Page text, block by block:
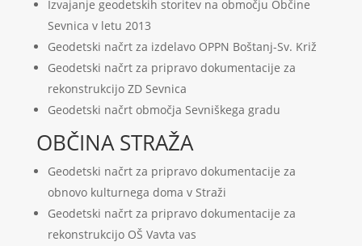
Izvajanje geodetskih storitev na območju Občine
Sevnica v letu 2013
Geodetski načrt za izdelavo OPPN Boštanj-Sv. Križ
Geodetski načrt za pripravo dokumentacije za
rekonstrukcijo ZD Sevnica
Geodetski načrt območja Sevniškega gradu
OBČINA STRAŽA
Geodetski načrt za pripravo dokumentacije za
obnovo kulturnega doma v Straži
Geodetski načrt za pripravo dokumentacije za
rekonstrukcijo OŠ Vavta vas